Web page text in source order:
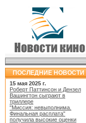
ПОСЛЕДНИЕ НОВОСТИ
15 мая 2025 г.
Роберт Паттинсон и Дензел
Вашингтон сыграют в
триллере
"Миссия: невыполнима.
Финальная расплата"
получила высокие оценки